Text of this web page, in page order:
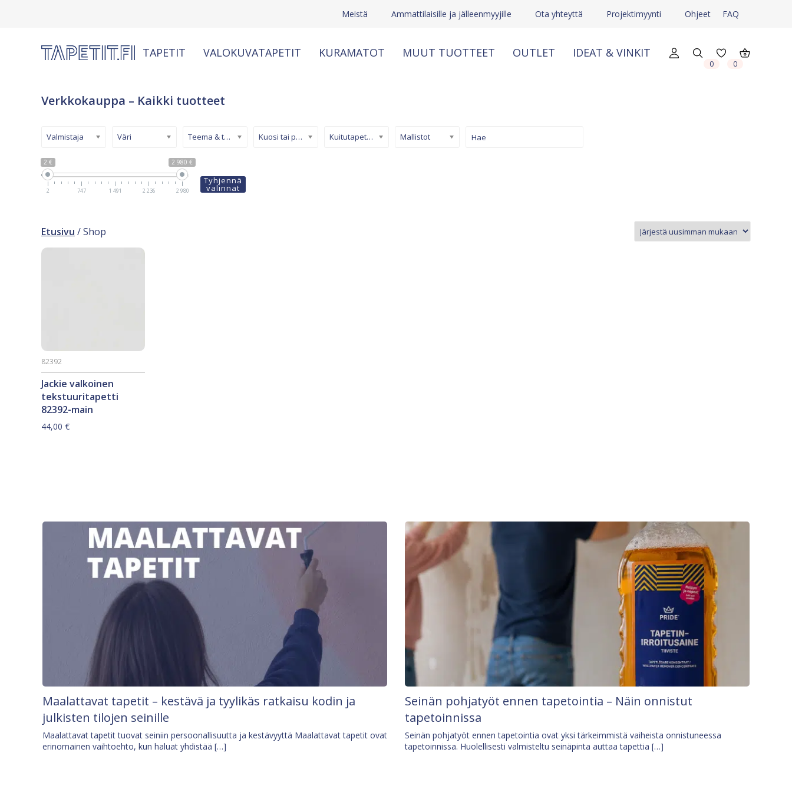
Meistä Ammattilaisille ja jälleenmyyjille Ota yhteyttä Projektimyynti Ohjeet FAQ
TAPETIT VALOKUVATAPETIT KURAMATOT MUUT TUOTTEET OUTLET IDEAT & VINKIT
0 0
Verkkokauppa – Kaikki tuotteet
2 € 2 980 €
2 747 1 491 2 236 2 980
Valmistaja Väri Teema & tyyli Kuosi tai pinta Kuitutapetti (non-woven) Mallistot
Tyhjennä
valinnat
Etusivu / Shop
Jackie valkoinen
tekstuuritapetti
82392-main
82392
44,00 €
Maalattavat tapetit – kestävä ja tyylikäs ratkaisu kodin ja
julkisten tilojen seinille
Maalattavat tapetit tuovat seiniin persoonallisuutta ja kestävyyttä Maalattavat tapetit ovat
erinomainen vaihtoehto, kun haluat yhdistää […]
Seinän pohjatyöt ennen tapetointia – Näin onnistut
tapetoinnissa
Seinän pohjatyöt ennen tapetointia ovat yksi tärkeimmistä vaiheista onnistuneessa
tapetoinnissa. Huolellisesti valmisteltu seinäpinta auttaa tapettia […]